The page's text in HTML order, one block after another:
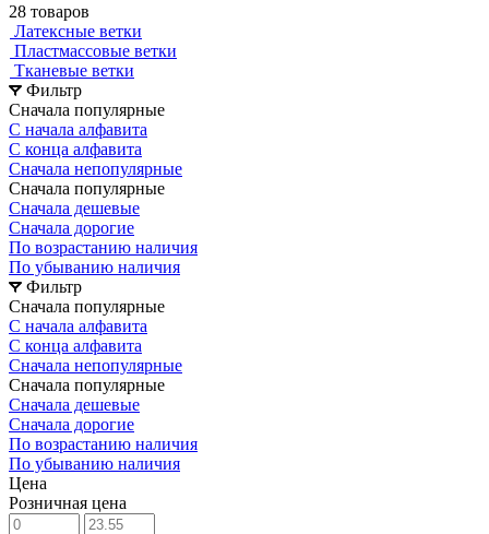
28 товаров
Латексные ветки
Пластмассовые ветки
Тканевые ветки
Фильтр
Сначала популярные
С начала алфавита
С конца алфавита
Сначала непопулярные
Сначала популярные
Сначала дешевые
Сначала дорогие
По возрастанию наличия
По убыванию наличия
Фильтр
Сначала популярные
С начала алфавита
С конца алфавита
Сначала непопулярные
Сначала популярные
Сначала дешевые
Сначала дорогие
По возрастанию наличия
По убыванию наличия
Цена
Розничная цена